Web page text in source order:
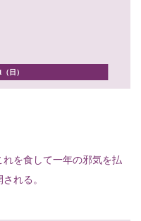
日）
を食して一年の邪気を払
れる。